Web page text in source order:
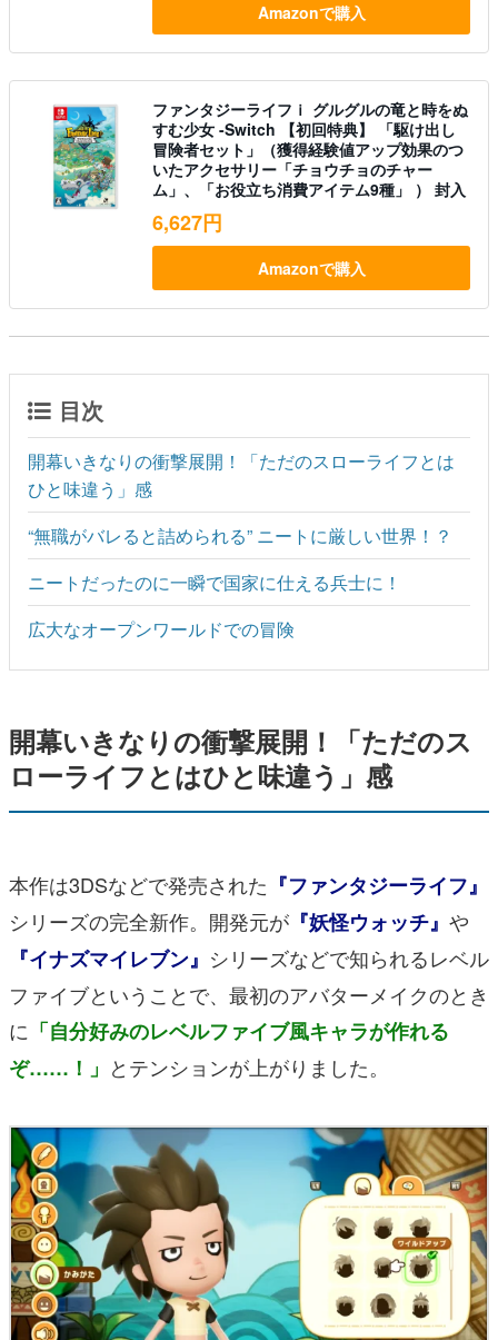
Amazonで購入
ファンタジーライフｉ グルグルの竜と時をぬ
すむ少女 -Switch 【初回特典】 「駆け出し
冒険者セット」（獲得経験値アップ効果のつ
いたアクセサリー「チョウチョのチャー
ム」、「お役立ち消費アイテム9種」 ） 封入
6,627円
Amazonで購入
目次
開幕いきなりの衝撃展開！「ただのスローライフとは
ひと味違う」感
“無職がバレると詰められる” ニートに厳しい世界！？
ニートだったのに一瞬で国家に仕える兵士に！
広大なオープンワールドでの冒険
開幕いきなりの衝撃展開！「ただのス
ローライフとはひと味違う」感
本作は3DSなどで発売された 『ファンタジーライフ』
シリーズの完全新作。開発元が 『妖怪ウォッチ』 や
『イナズマイレブン』 シリーズなどで知られるレベル
ファイブということで、最初のアバターメイクのとき
に 「自分好みのレベルファイブ風キャラが作れる
ぞ……！」 とテンションが上がりました。